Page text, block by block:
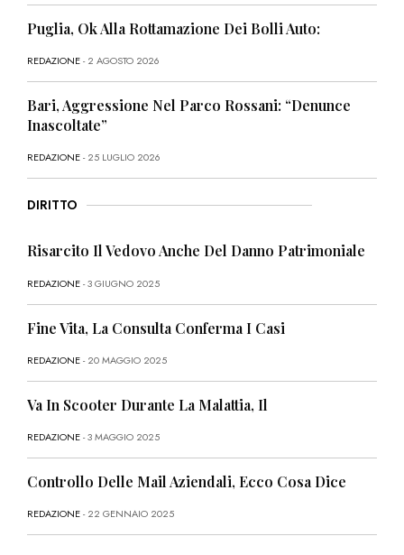
Puglia, Ok Alla Rottamazione Dei Bolli Auto:
REDAZIONE- 2 AGOSTO 2026
Bari, Aggressione Nel Parco Rossani: “Denunce
Inascoltate”
REDAZIONE- 25 LUGLIO 2026
DIRITTO
Risarcito Il Vedovo Anche Del Danno Patrimoniale
REDAZIONE- 3 GIUGNO 2025
Fine Vita, La Consulta Conferma I Casi
REDAZIONE- 20 MAGGIO 2025
Va In Scooter Durante La Malattia, Il
REDAZIONE- 3 MAGGIO 2025
Controllo Delle Mail Aziendali, Ecco Cosa Dice
REDAZIONE- 22 GENNAIO 2025